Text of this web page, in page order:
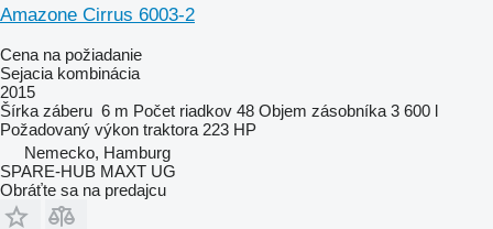
Amazone Cirrus 6003-2
Cena na požiadanie
Sejacia kombinácia
2015
Šírka záberu 6 m Počet riadkov 48 Objem zásobníka 3 600 l
Požadovaný výkon traktora 223 HP
Nemecko, Hamburg
SPARE-HUB MAXT UG
Obráťte sa na predajcu